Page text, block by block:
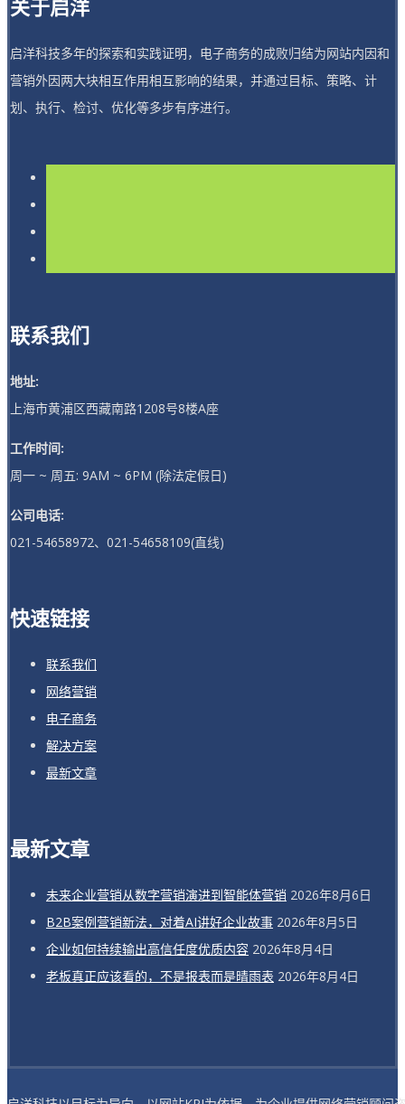
关于启洋
启洋科技多年的探索和实践证明，电子商务的成败归结为网站内因和
营销外因两大块相互作用相互影响的结果，并通过目标、策略、计
划、执行、检讨、优化等多步有序进行。
联系我们
地址:
上海市黄浦区西藏南路1208号8楼A座
工作时间:
周一 ~ 周五: 9AM ~ 6PM (除法定假日)
公司电话:
021-54658972、021-54658109(直线)
快速链接
联系我们
网络营销
电子商务
解决方案
最新文章
最新文章
未来企业营销从数字营销演进到智能体营销 2026年8月6日
B2B案例营销新法，对着AI讲好企业故事 2026年8月5日
企业如何持续输出高信任度优质内容 2026年8月4日
老板真正应该看的，不是报表而是晴雨表 2026年8月4日